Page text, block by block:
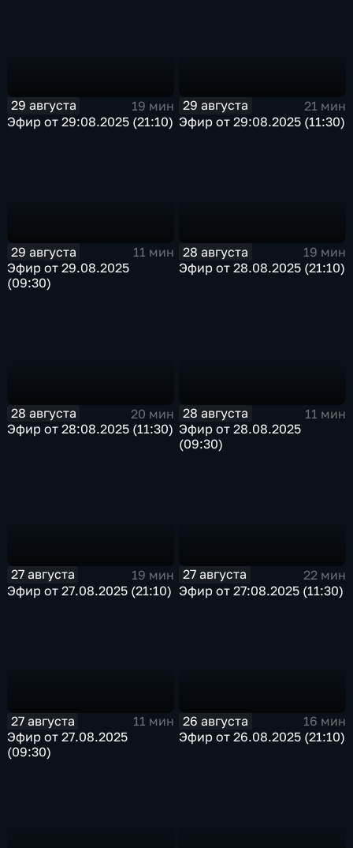
29 августа
19 мин
Эфир от 29:08.2025 (21:10)
29 августа
21 мин
Эфир от 29:08.2025 (11:30)
29 августа
11 мин
Эфир от 29.08.2025
(09:30)
28 августа
19 мин
Эфир от 28.08.2025 (21:10)
28 августа
20 мин
Эфир от 28:08.2025 (11:30)
28 августа
11 мин
Эфир от 28.08.2025
(09:30)
27 августа
19 мин
Эфир от 27.08.2025 (21:10)
27 августа
22 мин
Эфир от 27:08.2025 (11:30)
27 августа
11 мин
Эфир от 27.08.2025
(09:30)
26 августа
16 мин
Эфир от 26.08.2025 (21:10)